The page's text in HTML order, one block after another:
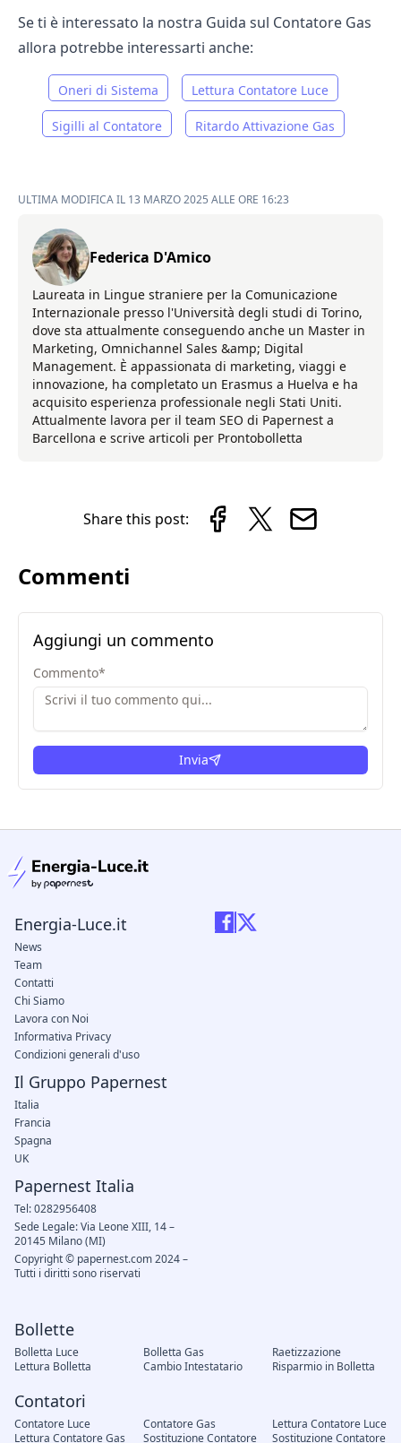
Se ti è interessato la nostra Guida sul Contatore Gas
allora potrebbe interessarti anche:
Oneri di Sistema Lettura Contatore Luce
Sigilli al Contatore Ritardo Attivazione Gas
ULTIMA MODIFICA IL 13 MARZO 2025 ALLE ORE 16:23
Federica D'Amico
Laureata in Lingue straniere per la Comunicazione
Internazionale presso l'Università degli studi di Torino,
dove sta attualmente conseguendo anche un Master in
Marketing, Omnichannel Sales &amp; Digital
Management. È appassionata di marketing, viaggi e
innovazione, ha completato un Erasmus a Huelva e ha
acquisito esperienza professionale negli Stati Uniti.
Attualmente lavora per il team SEO di Papernest a
Barcellona e scrive articoli per Prontobolletta
Share this post:
Commenti
Aggiungi un commento
Commento*
Invia
Bollette
Bolletta Luce Bolletta Gas
Raetizzazione
Lettura Bolletta
Cambio Intestatario Risparmio in Bolletta
Contatori
Contatore Luce Contatore Gas
Lettura Contatore Luce
Lettura Contatore Gas
Sostituzione Contatore Sostituzione Contatore
Energia-Luce.it
News
Team
Contatti
Chi Siamo
Lavora con Noi
Informativa Privacy
Condizioni generali d'uso
Il Gruppo Papernest
Italia
Francia
Spagna
UK
Papernest Italia
Tel: 0282956408
Sede Legale: Via Leone XIII, 14 –
20145 Milano (MI)
Copyright © papernest.com 2024 –
Tutti i diritti sono riservati